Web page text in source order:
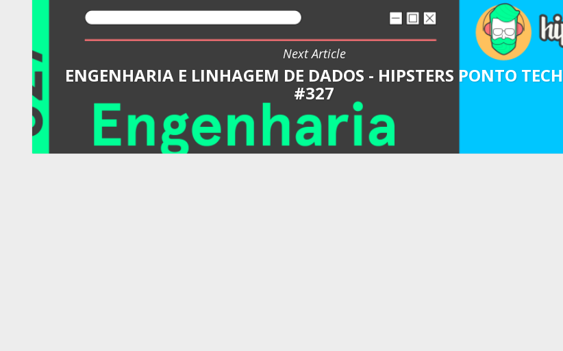
Next Article
ENGENHARIA E LINHAGEM DE DADOS - HIPSTERS PONTO TECH
#327